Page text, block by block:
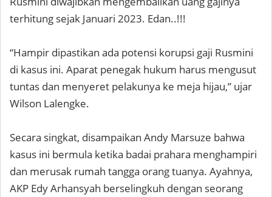
terhitung sejak Januari 2023. Edan..!!!
“Hampir dipastikan ada potensi korupsi gaji Rusmini
di kasus ini. Aparat penegak hukum harus mengusut
tuntas dan menyeret pelakunya ke meja hijau,” ujar
Wilson Lalengke.
Secara singkat, disampaikan Andy Marsuze bahwa
kasus ini bermula ketika badai prahara menghampiri
dan merusak rumah tangga orang tuanya. Ayahnya,
AKP Edy Arhansyah berselingkuh dengan seorang